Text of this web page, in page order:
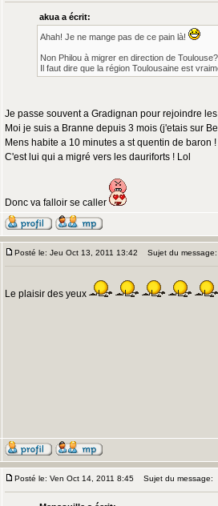
akua a écrit:
Ahah! Je ne mange pas de ce pain là!
Non Philou à migrer en direction de Toulouse?
Il faut dire que la région Toulousaine est
Je passe souvent a Gradignan pour rejoindre
Moi je suis a Branne depuis 3 mois (j'etais sur
Mens habite a 10 minutes a st quentin de baron !
C'est lui qui a migré vers les dauriforts ! Lol
Donc va falloir se caller
Posté le: Jeu Oct 13, 2011 13:42 Sujet du message:
Le plaisir des yeux
Posté le: Ven Oct 14, 2011 8:45 Sujet du message: